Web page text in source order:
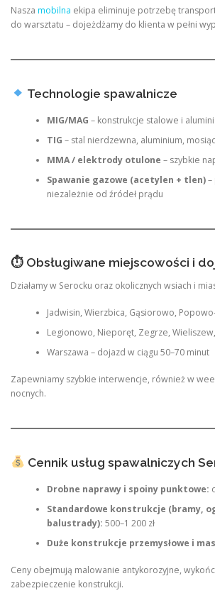
Nasza mobilna ekipa eliminuje potrzebę
do warsztatu – dojeżdżamy do klienta w pełni
Technologie spawalnicze
MIG/MAG – konstrukcje stalowe i
TIG – stal nierdzewna, aluminium,
MMA / elektrody otulone – szybkie
Spawanie gazowe (acetylen + tlen)–
niezależnie od źródeł prądu
⏱ Obsługiwane miejscowości i
Działamy w Serocku oraz okolicznych wsiach i
Jadwisin, Wierzbica, Gąsiorowo,
Legionowo, Nieporęt, Zegrze,
Warszawa – dojazd w ciągu 50–70 minut
Zapewniamy szybkie interwencje, również w
nocnych.
Cennik usług spawalniczych
Drobne naprawy i spoiny punktowe:
Standardowe konstrukcje (bramy,
balustrady): 500–1 200 zł
Duże konstrukcje przemysłowe i
Ceny obejmują malowanie antykorozyjne,
zabezpieczenie konstrukcji.